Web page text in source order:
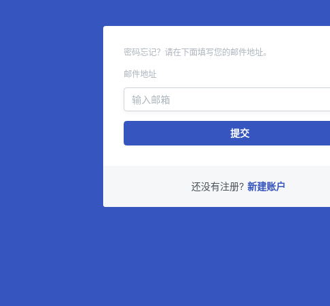
密码忘记？请在下面填写您的邮件地址。
邮件地址
提交
还没有注册? 新建账户